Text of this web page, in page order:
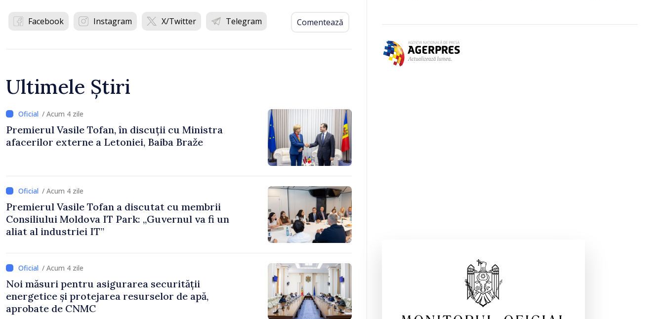
Facebook Instagram X/Twitter Telegram Comentează
Ultimele Știri
/ Acum 4 zile
Premierul Vasile Tofan, în discuții cu Ministra
afacerilor externe a Letoniei, Baiba Braže
/ Acum 4 zile
Premierul Vasile Tofan a discutat cu membrii
Consiliului Moldova IT Park: „Guvernul va fi un
aliat al industriei IT”
/ Acum 4 zile
Noi măsuri pentru asigurarea securității
energetice și protejarea resurselor de apă,
aprobate de CNMC